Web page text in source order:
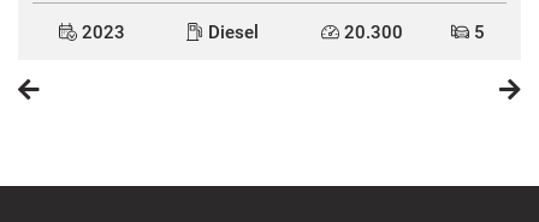
2023 Diesel 20.300 5